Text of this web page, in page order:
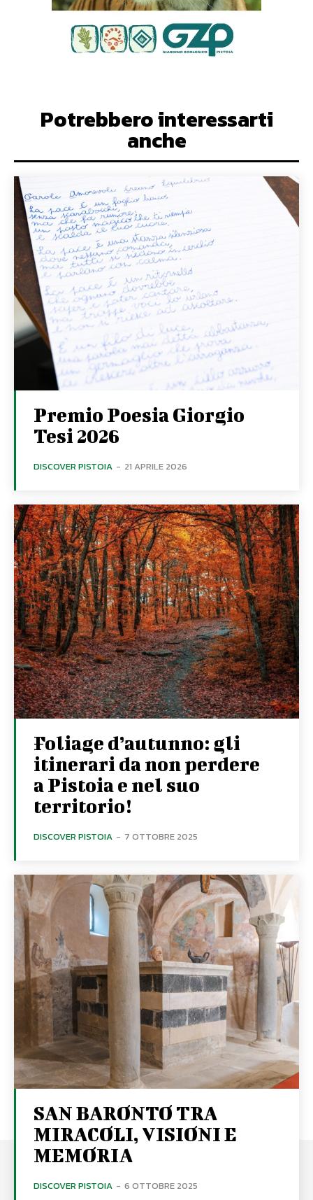
Potrebbero interessarti
anche
Premio Poesia Giorgio
Tesi 2026
DISCOVER PISTOIA - 21 APRILE 2026
Foliage d’autunno: gli
itinerari da non perdere
a Pistoia e nel suo
territorio!
DISCOVER PISTOIA - 7 OTTOBRE 2025
SAN BARONTO TRA
MIRACOLI, VISIONI E
MEMORIA
DISCOVER PISTOIA - 6 OTTOBRE 2025